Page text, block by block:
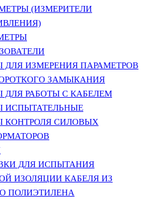
(ИЗМЕРИТЕЛИ
ДЛЯ ИЗМЕРЕНИЯ ПАРАМЕТРОВ
ЗАМЫКАНИЯ
ДЛЯ РАБОТЫ С КАБЕЛЕМ
ИСПЫТАТЕЛЬНЫЕ
КОНТРОЛЯ СИЛОВЫХ
ДЛЯ ИСПЫТАНИЯ
ИЗОЛЯЦИИ КАБЕЛЯ ИЗ
ПОЛИЭТИЛЕНА